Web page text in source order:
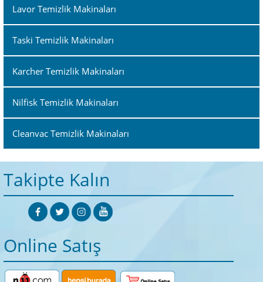
Lavor Temizlik Makinaları
Taski Temizlik Makinaları
Karcher Temizlik Makinaları
Nilfisk Temizlik Makinaları
Cleanvac Temizlik Makinaları
Takipte Kalın
Online Satış